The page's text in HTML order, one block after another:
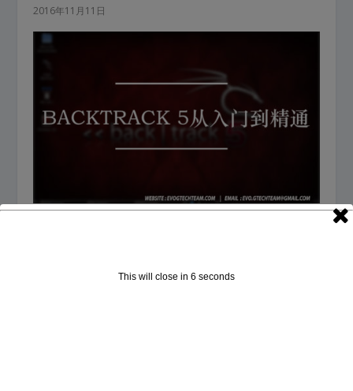
2016年11月11日
This will close in 5 seconds